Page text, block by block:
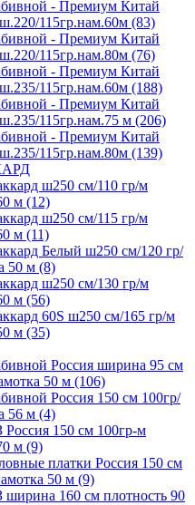
- Премиум Китай
115гр.нам.60м (83)
- Премиум Китай
115гр.нам.80м (76)
- Премиум Китай
115гр.нам.60м (188)
- Премиум Китай
115гр.нам.75 м (206)
- Премиум Китай
115гр.нам.80м (139)
ш250 см/110 гр/м
м (12)
ш250 см/115 гр/м
м (11)
Белый ш250 см/120 гр/
50 м (8)
ш250 см/130 гр/м
м (56)
60S ш250 см/165 гр/м
м (35)
Россия ширина 95 см
50 м (106)
Россия 150 см 100гр/
56 м (4)
Россия 150 см 100гр-м
м (9)
платки Россия 150 см
50 м (9)
ширина 160 см плотность 90